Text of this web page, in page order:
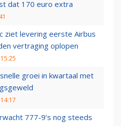
dat 170 euro extra
ziet levering eerste Airbus
vertraging oplopen
groei in kwartaal met
777-9’s nog steeds